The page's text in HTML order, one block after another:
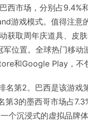
西市场，分别占9.4%
游戏模式。值得注意
获取周年庆道具、皮
位置。全球热门移动
和Google Play，不
名第2。巴西是该游戏
第3的墨西哥市场占
个沉浸式的虚拟品牌